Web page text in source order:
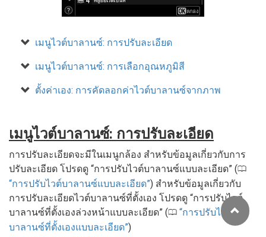
เมนูไวต์บาลานซ์: การปรับละเอียด
เมนูไวต์บาลานซ์: การเลือกอุณหภูมิสี
ตั้งค่าเอง: การคัดลอกค่าไวต์บาลานซ์จากภาพ
เมนูไวต์บาลานซ์: การปรับละเอียด
การปรับละเอียดจะมีในเมนูกล้อง สำหรับข้อมูลเกี่ยวกับการ
ปรับละเอียด โปรดดู “การปรับไวต์บาลานซ์แบบละเอียด” (0
การปรับไวต์บาลานซ์แบบละเอียด ) สำหรับข้อมูลเกี่ยวกับ
การปรับละเอียดไวต์บาลานซ์ที่ตั้งเอง โปรดดู “การปรับไวต์
บาลานซ์ที่ตั้งเองล่วงหน้าแบบละเอียด” (0 การปรับไวต์
บาลานซ์ที่ตั้งเองแบบละเอียด )